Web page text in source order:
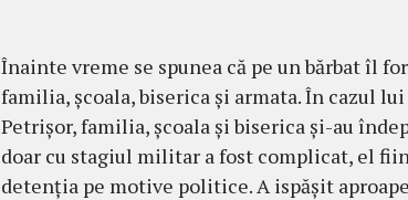
Înainte vreme se spunea că pe un bărbat îl
familia, şcoala, biserica şi armata. În cazul
Petrişor, familia, şcoala şi biserica şi-au
doar cu stagiul militar a fost complicat, el
detenţia pe motive politice. A ispăşit